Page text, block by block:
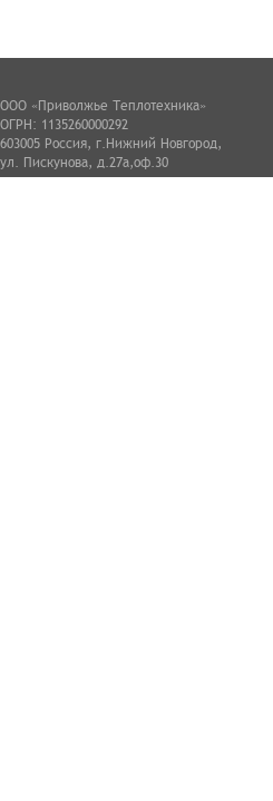
ООО «Приволжье Теплотехника»
ОГРН: 1135260000292
603005 Россия, г.Нижний Новгород,
ул. Пискунова, д.27а,оф.30